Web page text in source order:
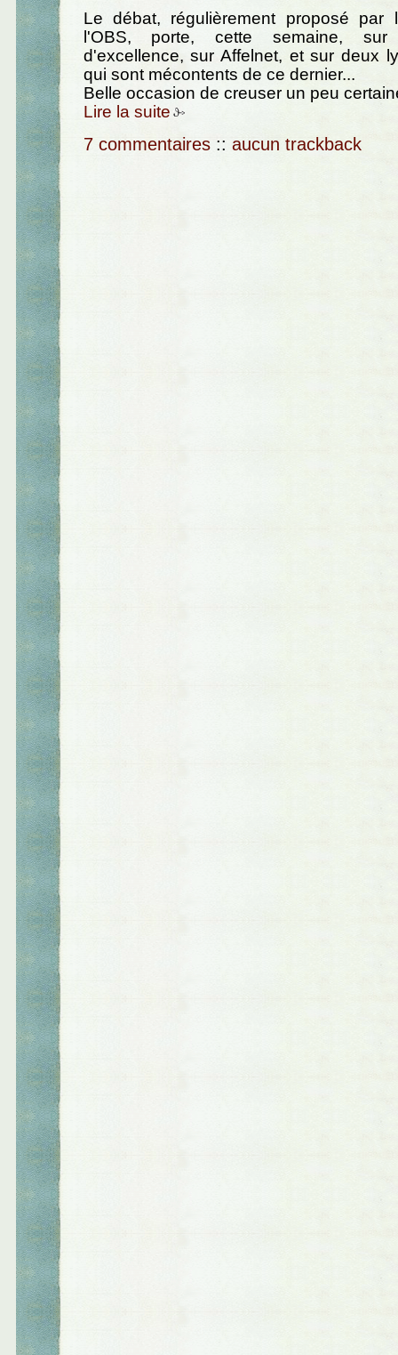
Le débat, régulièrement proposé par
l'OBS, porte, cette semaine,
d'excellence, sur Affelnet, et sur deux
qui sont mécontents de ce dernier...
Belle occasion de creuser un peu
Lire la suite
7 commentaires :: aucun trackback